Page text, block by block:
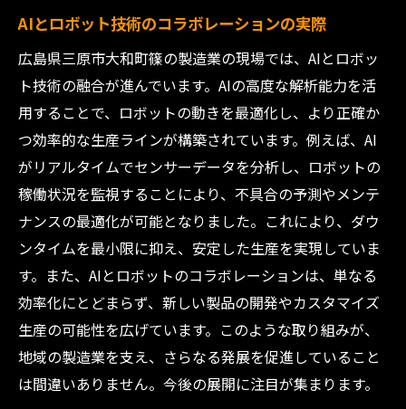
AIとロボット技術のコラボレーションの実際
広島県三原市大和町篠の製造業の現場では、AIとロボッ
ト技術の融合が進んでいます。AIの高度な解析能力を活
用することで、ロボットの動きを最適化し、より正確か
つ効率的な生産ラインが構築されています。例えば、AI
がリアルタイムでセンサーデータを分析し、ロボットの
稼働状況を監視することにより、不具合の予測やメンテ
ナンスの最適化が可能となりました。これにより、ダウ
ンタイムを最小限に抑え、安定した生産を実現していま
す。また、AIとロボットのコラボレーションは、単なる
効率化にとどまらず、新しい製品の開発やカスタマイズ
生産の可能性を広げています。このような取り組みが、
地域の製造業を支え、さらなる発展を促進していること
は間違いありません。今後の展開に注目が集まります。